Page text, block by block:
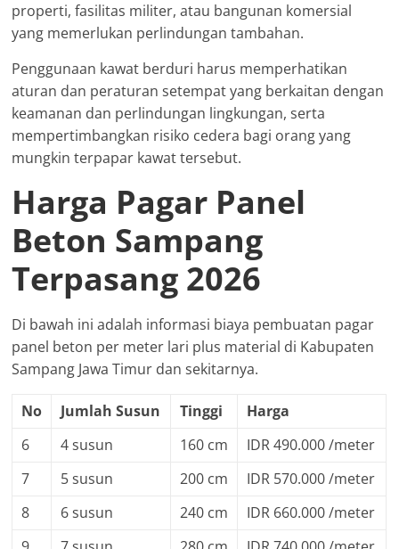
properti, fasilitas militer, atau bangunan komersial
yang memerlukan perlindungan tambahan.
Penggunaan kawat berduri harus memperhatikan
aturan dan peraturan setempat yang berkaitan dengan
keamanan dan perlindungan lingkungan, serta
mempertimbangkan risiko cedera bagi orang yang
mungkin terpapar kawat tersebut.
Harga Pagar Panel
Beton Sampang
Terpasang 2026
Di bawah ini adalah informasi biaya pembuatan pagar
panel beton per meter lari plus material di Kabupaten
Sampang Jawa Timur dan sekitarnya.
No Jumlah Susun Tinggi
Harga
6
4 susun 160 cm
IDR 490.000 /meter
7
5 susun 200 cm
IDR 570.000 /meter
8
6 susun 240 cm
IDR 660.000 /meter